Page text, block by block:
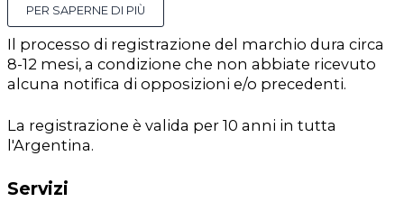
PER SAPERNE DI PIÙ
Il processo di registrazione del marchio dura circa
8-12 mesi, a condizione che non abbiate ricevuto
alcuna notifica di opposizioni e/o precedenti.
La registrazione è valida per 10 anni in tutta
l'Argentina.
Servizi